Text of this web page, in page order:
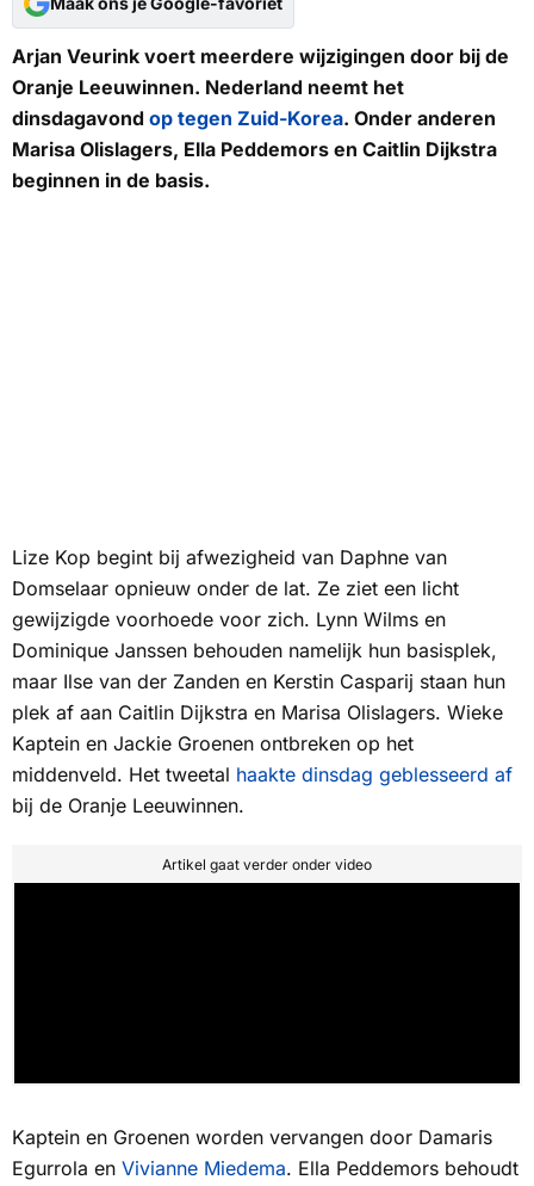
Arjan Veurink voert meerdere wijzigingen door bij de
Oranje Leeuwinnen. Nederland neemt het
dinsdagavond op tegen Zuid-Korea. Onder anderen
Marisa Olislagers, Ella Peddemors en Caitlin Dijkstra
beginnen in de basis.
Lize Kop begint bij afwezigheid van Daphne van
Domselaar opnieuw onder de lat. Ze ziet een licht
gewijzigde voorhoede voor zich. Lynn Wilms en
Dominique Janssen behouden namelijk hun basisplek,
maar Ilse van der Zanden en Kerstin Casparij staan hun
plek af aan Caitlin Dijkstra en Marisa Olislagers. Wieke
Kaptein en Jackie Groenen ontbreken op het
middenveld. Het tweetal haakte dinsdag geblesseerd af
bij de Oranje Leeuwinnen.
Artikel gaat verder onder video
Kaptein en Groenen worden vervangen door Damaris
Egurrola en Vivianne Miedema. Ella Peddemors behoudt